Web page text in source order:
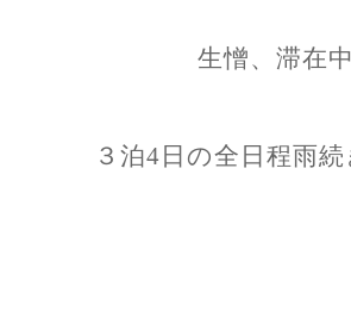
生憎、滞在
３泊4日の全日程雨